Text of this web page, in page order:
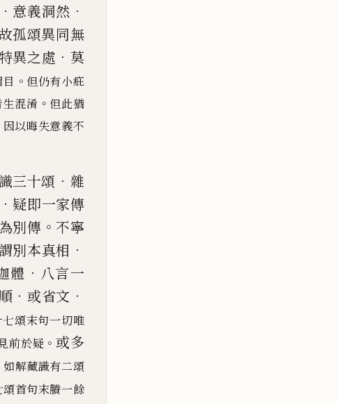
． 意義洞然 ．
孤頌異同無
異之處 ． 莫
。 但仍有小疪
生混淆 。 但此猶
因以晦失意義不
三十頌 ． 雜
． 疑即一家傳
別傳 。不寧
別本真相 ．
體 ． 八言一
． 或省文 ．
頌末句一切唯
見前於疑 。 或多
如解藏識有二頌
頌首句末賸一餘